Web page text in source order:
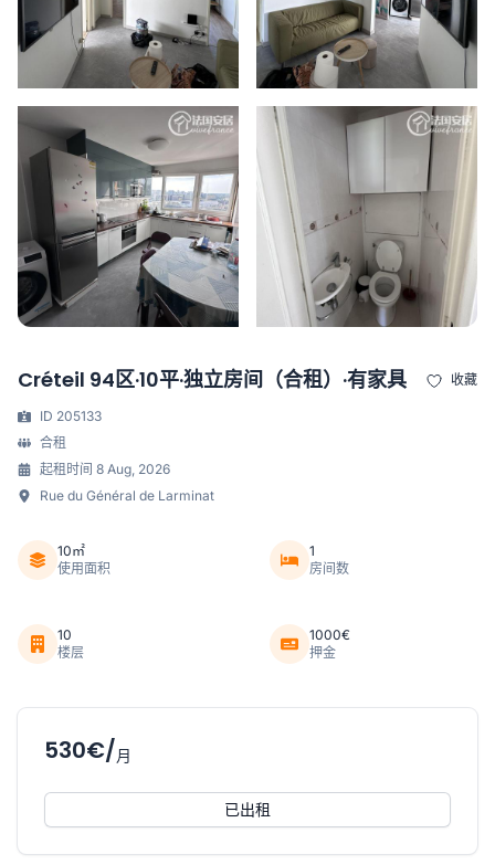
Créteil 94区·10平·独立房间（合租）·有家具 收藏
ID 205133
合租
起租时间 8 Aug, 2026
Rue du Général de Larminat
10㎡
使用面积
1
房间数
10
楼层
1000€
押金
530€/月
已出租